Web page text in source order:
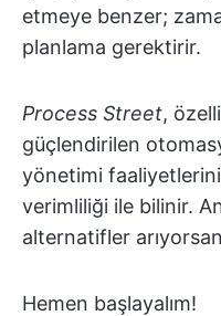
etmeye benzer;
planlama gerektirir.
Process Street,
güçlendirilen
yönetimi
verimliliği ile bilinir.
alternatifler
Hemen başlayalım!